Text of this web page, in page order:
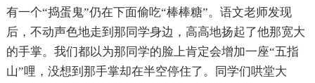
有一个“捣蛋鬼”仍在下面偷吃“棒棒糖”。语文老师发现
后，不动声色地走到那同学身边，高高地扬起了他那宽大
的手掌。我们都以为那同学的脸上肯定会增加一座“五指
山”哩，没想到那手掌却在半空停住了。同学们哄堂大